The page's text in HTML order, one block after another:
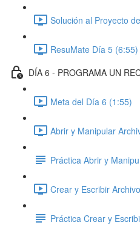
Solución al Proyecto
ResuMate Día 5 (6:55)
DÍA 6 - PROGRAMA UN
Meta del Día 6 (1:55)
Abrir y Manipular
Práctica Abrir y
Crear y Escribir
Práctica Crear y